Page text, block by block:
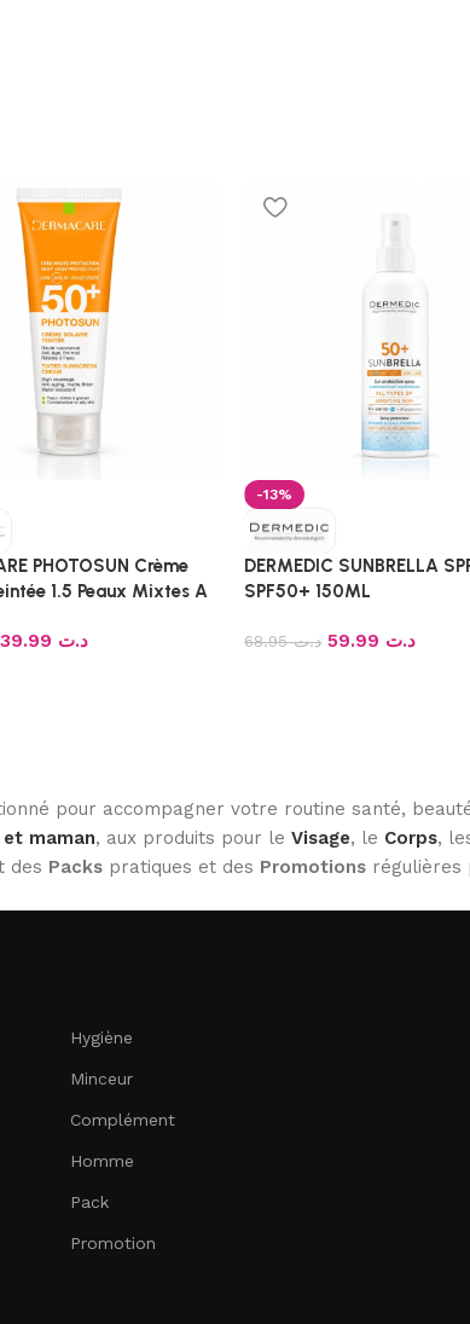
PHOTOSUN Crème
1.5 Peaux Mixtes A
د.ت
-13%
DERMEDIC SUNBRELLA
SPF50+ 150ML
د.ت68.95 د.ت
pour accompagner votre routine santé,
et maman, aux produits pour le Visage, le Corps,
des Packs pratiques et des Promotions régulières
Hygiène
Minceur
Complément
Homme
Pack
Promotion